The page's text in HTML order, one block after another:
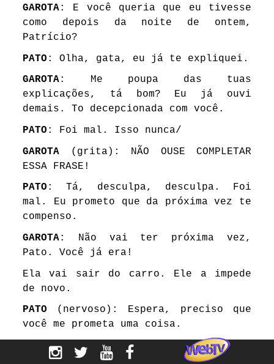
GAROTA: E você queria que eu tivesse
como depois da noite de ontem,
Patrício?
PATO : Olha, gata, eu já te expliquei.
GAROTA: Me poupa das tuas
explicações, tá bom? Eu já ouvi
demais. To decepcionada com você.
PATO : Foi mal. Isso nunca/
GAROTA (grita): NÃO OUSE COMPLETAR
ESSA FRASE!
PATO : Tá, desculpa, desculpa. Foi
mal. Eu prometo que da próxima vez te
compenso.
GAROTA: Não vai ter próxima vez,
Pato. Você já era!
Ela vai sair do carro. Ele a impede
de novo.
PATO (nervoso): Espera, preciso que
você me prometa uma coisa.
GAROTA: Você não tá em condições de
me pedir nada.